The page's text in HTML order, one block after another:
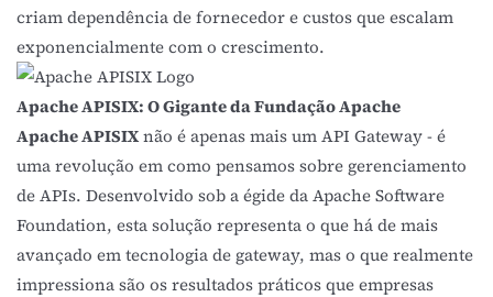
criam dependência de fornecedor e custos que escalam
exponencialmente com o crescimento.
Apache APISIX: O Gigante da Fundação Apache
Apache APISIXnão é apenas mais um API Gateway - é
uma revolução em como pensamos sobre gerenciamento
de APIs. Desenvolvido sob a égide da Apache Software
Foundation, esta solução representa o que há de mais
avançado em tecnologia de gateway, mas o que realmente
impressiona são os resultados práticos que empresas